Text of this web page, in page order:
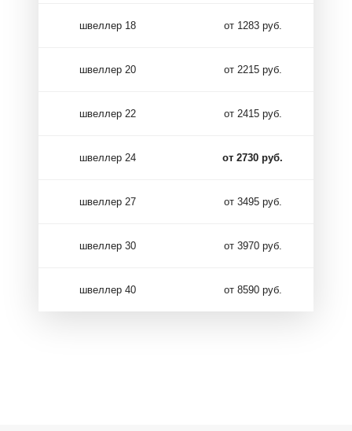
швеллер 18 от 1283 руб.
швеллер 20 от 2215 руб.
швеллер 22 от 2415 руб.
швеллер 24 от 2730 руб.
швеллер 27 от 3495 руб.
швеллер 30 от 3970 руб.
швеллер 40 от 8590 руб.